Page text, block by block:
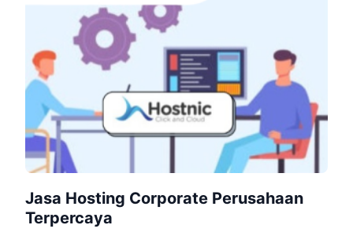
Jasa Hosting Corporate Perusahaan
Terpercaya